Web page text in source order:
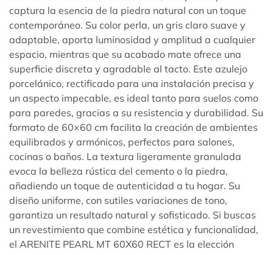
captura la esencia de la piedra natural con un toque
contemporáneo. Su color perla, un gris claro suave y
adaptable, aporta luminosidad y amplitud a cualquier
espacio, mientras que su acabado mate ofrece una
superficie discreta y agradable al tacto. Este azulejo
porcelánico, rectificado para una instalación precisa y
un aspecto impecable, es ideal tanto para suelos como
para paredes, gracias a su resistencia y durabilidad. Su
formato de 60×60 cm facilita la creación de ambientes
equilibrados y armónicos, perfectos para salones,
cocinas o baños. La textura ligeramente granulada
evoca la belleza rústica del cemento o la piedra,
añadiendo un toque de autenticidad a tu hogar. Su
diseño uniforme, con sutiles variaciones de tono,
garantiza un resultado natural y sofisticado. Si buscas
un revestimiento que combine estética y funcionalidad,
el ARENITE PEARL MT 60X60 RECT es la elección